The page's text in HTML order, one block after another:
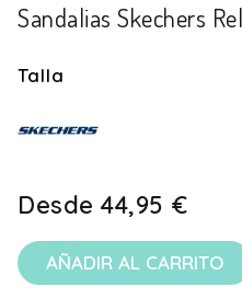
Sandalias Skechers
Talla
Desde 44,95 €
AÑADIR AL CARRITO